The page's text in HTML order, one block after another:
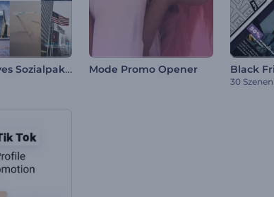
Informatives Sozialpaket Mode Promo Opener
30 Szenen